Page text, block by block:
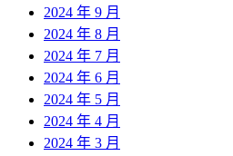
2024 年 9 月
2024 年 8 月
2024 年 7 月
2024 年 6 月
2024 年 5 月
2024 年 4 月
2024 年 3 月